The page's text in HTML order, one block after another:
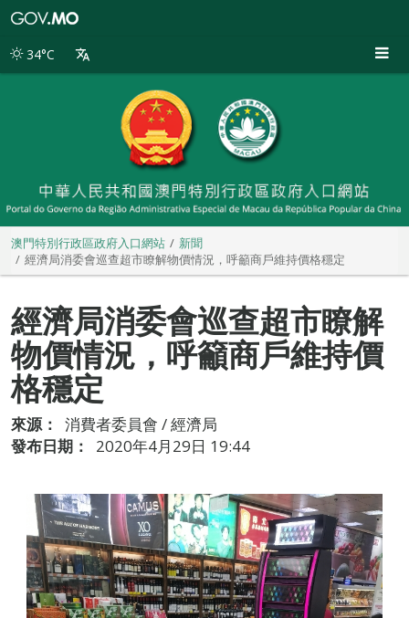
別
34°C
澳門特別行政區政府入口網站
新聞
經濟局消委會巡查超市瞭解物價情況，呼籲商戶維持價格穩定
經濟局消委會巡查超市瞭解
物價情況，呼籲商戶維持價
格穩定
來源：
消費者委員會 / 經濟局
發布日期：
2020年4月29日 19:44